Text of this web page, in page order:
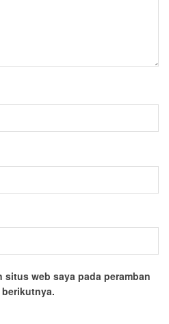
situs web saya pada peramban